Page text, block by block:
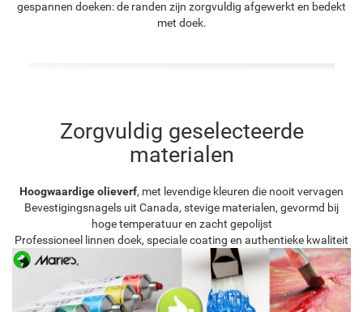
gespannen doeken: de randen zijn zorgvuldig afgewerkt en bedekt
met doek.
Zorgvuldig geselecteerde
materialen
Hoogwaardige olieverf, met levendige kleuren die nooit vervagen
Bevestigingsnagels uit Canada, stevige materialen, gevormd bij
hoge temperatuur en zacht gepolijst
Professioneel linnen doek, speciale coating en authentieke kwaliteit